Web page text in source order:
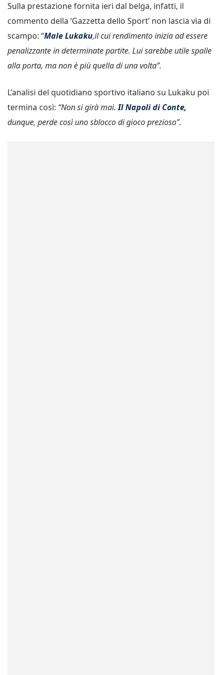
Sulla prestazione fornita ieri dal belga, infatti, il
commento della ‘Gazzetta dello Sport’ non lascia via di
scampo: “Male Lukaku,il cui rendimento inizia ad essere
penalizzante in determinate partite. Lui sarebbe utile spalle
alla porta, ma non è più quella di una volta”.
L’analisi del quotidiano sportivo italiano su Lukaku poi
termina così: “Non si girà mai.Il Napoli di Conte,
dunque, perde così uno sblocco di gioco prezioso”.